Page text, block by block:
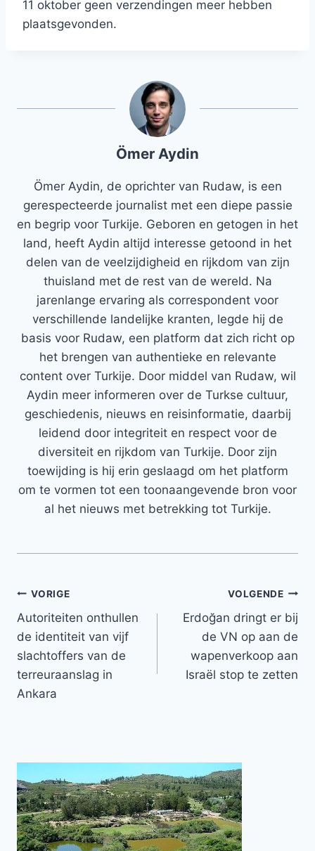
11 oktober geen verzendingen meer hebben
plaatsgevonden.
Ömer Aydin
Ömer Aydin, de oprichter van Rudaw, is een
gerespecteerde journalist met een diepe passie
en begrip voor Turkije. Geboren en getogen in het
land, heeft Aydin altijd interesse getoond in het
delen van de veelzijdigheid en rijkdom van zijn
thuisland met de rest van de wereld. Na
jarenlange ervaring als correspondent voor
verschillende landelijke kranten, legde hij de
basis voor Rudaw, een platform dat zich richt op
het brengen van authentieke en relevante
content over Turkije. Door middel van Rudaw, wil
Aydin meer informeren over de Turkse cultuur,
geschiedenis, nieuws en reisinformatie, daarbij
leidend door integriteit en respect voor de
diversiteit en rijkdom van Turkije. Door zijn
toewijding is hij erin geslaagd om het platform
om te vormen tot een toonaangevende bron voor
al het nieuws met betrekking tot Turkije.
Bericht
navigatie
VORIGE
Autoriteiten onthullen
de identiteit van vijf
slachtoffers van de
terreuraanslag in
Ankara
VOLGENDE
Erdoğan dringt er bij
de VN op aan de
wapenverkoop aan
Israël stop te zetten